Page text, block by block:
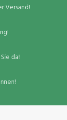
Versand!
da!